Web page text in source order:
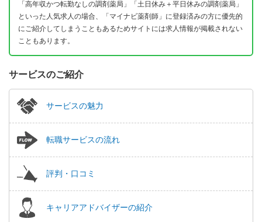
「高年収かつ転勤なしの調剤薬局」「土日休み＋平日休みの調剤薬局」
といった人気求人の場合、「マイナビ薬剤師」に登録済みの方に優先的
にご紹介してしまうこともあるためサイトには求人情報が掲載されない
こともあります。
サービスのご紹介
サービスの魅力
転職サービスの流れ
評判・口コミ
キャリアアドバイザーの紹介